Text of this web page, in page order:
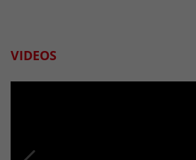
VIDEOS